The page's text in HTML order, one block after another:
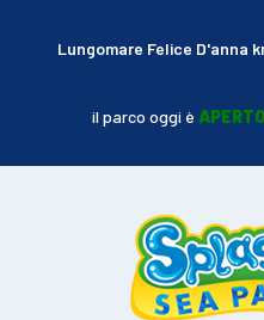
Lungomare Felice D'anna
il parco oggi è APERTO